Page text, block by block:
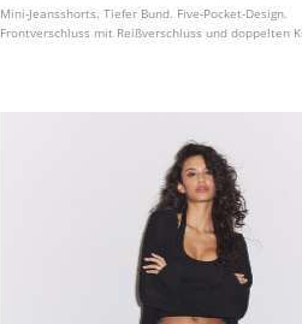
Mini-Jeansshorts. Tiefer Bund. Five-Pocket-Design.
Frontverschluss mit Reißverschluss und doppelten